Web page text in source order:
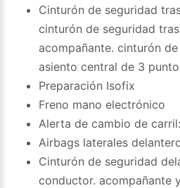
Cinturón de seguridad
cinturón de seguridad
acompañante. cinturón
asiento central de 3
Preparación Isofix
Freno mano electrónico
Alerta de cambio de
Airbags laterales
Cinturón de seguridad
conductor. acompañante